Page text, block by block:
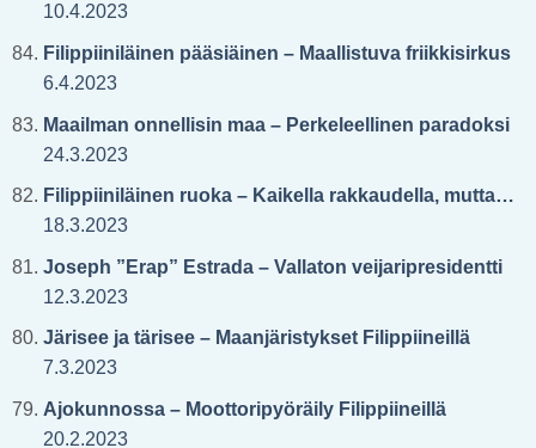
10.4.2023
Filippiiniläinen pääsiäinen – Maallistuva friikkisirkus
6.4.2023
Maailman onnellisin maa – Perkeleellinen paradoksi
24.3.2023
Filippiiniläinen ruoka – Kaikella rakkaudella, mutta…
18.3.2023
Joseph ”Erap” Estrada – Vallaton veijaripresidentti
12.3.2023
Järisee ja tärisee – Maanjäristykset Filippiineillä
7.3.2023
Ajokunnossa – Moottoripyöräily Filippiineillä
20.2.2023